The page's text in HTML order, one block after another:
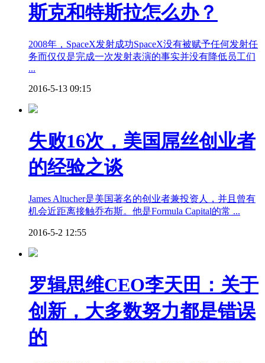
斯克和特斯拉怎么办？
2008年，SpaceX发射成功SpaceX没有被赋予任何发射任
务而仅仅是完成一次发射表演的事实并没有降低员工们
...
2016-5-13 09:15
失败16次，美国屌丝创业者
的经验之谈
James Altucher是美国著名的创业者兼投资人，并且曾有
机会近距离接触乔布斯。他是Formula Capital的常 ...
2016-5-2 12:55
罗辑思维CEO李天田：关于
创新，大多数努力都是错误
的